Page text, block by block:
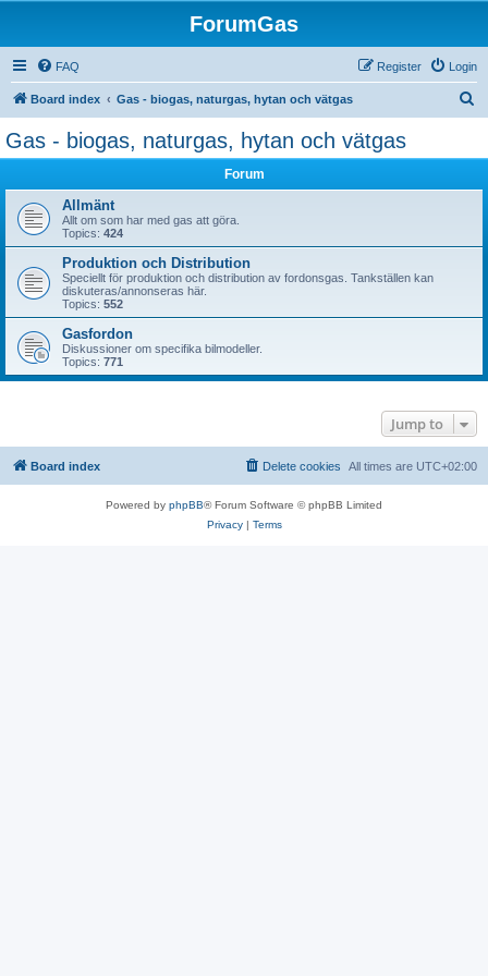
ForumGas
FAQ Login
Register
Board index Gas - biogas, naturgas, hytan och vätgas
Gas - biogas, naturgas, hytan och vätgas
Forum
Allmänt
Allt om som har med gas att göra.
Topics: 424
Produktion och Distribution
Speciellt för produktion och distribution av fordonsgas. Tankställen kan
diskuteras/annonseras här.
Topics: 552
Gasfordon
Diskussioner om specifika bilmodeller.
Topics: 771
Jump to
Board index All times are UTC+02:00
Delete cookies
Powered by phpBB® Forum Software © phpBB Limited
Privacy| Terms